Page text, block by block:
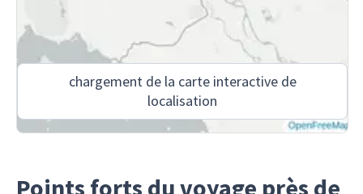
chargement de la carte interactive de
localisation
Points forts du voyage près de